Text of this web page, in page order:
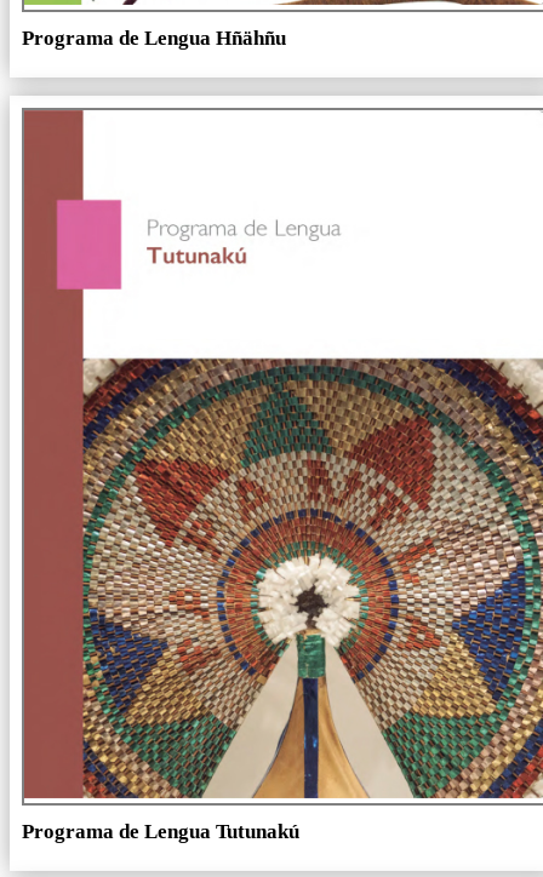
Programa de Lengua Hñähñu
Programa de Lengua Tutunakú